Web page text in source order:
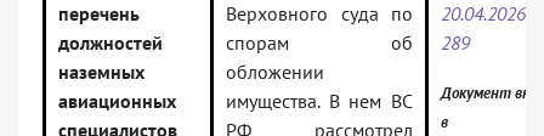
перечень
должностей
наземных
авиационных
специалистов
Верховного суда по
спорам об
обложении
имущества. В нем ВС
РФ рассмотрел
289
Документ
в